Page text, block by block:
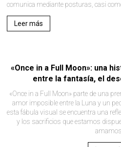
comunica mediante posturas, casi
Leer más
«Once in a Full Moon»: una
entre la fantasía, el
«Once in a Full Moon» parte de una
amor imposible entre la Luna y un
esta fábula visual se encuentra una
y los sacrificios que estamos